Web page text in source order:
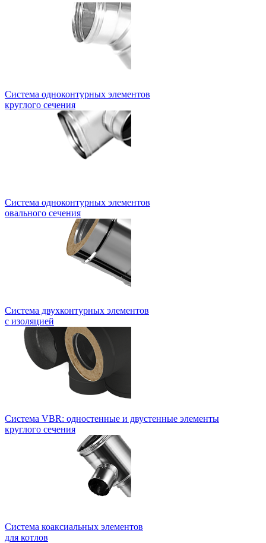
Система одноконтурных элементов
круглого сечения
Система одноконтурных элементов
овального сечения
Система двухконтурных элементов
с изоляцией
Система VBR: одностенные и двустенные элементы
круглого сечения
Система коаксиальных элементов
для котлов